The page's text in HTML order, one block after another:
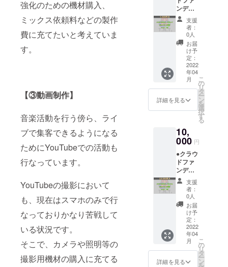
強化のための機材購入、
ミックス依頼料などの製作
費に充てたいと考えていま
す。
【③動画制作】
音楽活動を行う傍ら、ライ
ブで集客できるようになる
ためにYouTubeでの活動も
行なっています。
YouTubeの撮影において
も、現在はスマホのみで行
なっておりかなり苦戦して
いる状況です。
そこで、カメラや照明等の
撮影用機材の購入に充てる
ロー / ピ
ンク
（どち
らかお
選びく
ださ
い）
・サ
ズ ：
フェイ
スタオ
約33cm
85cm）
・素
材
：綿
100％
・洗
濯表
示：タ
グに記
載あり
●個別の
メッ
セージ
動画
感謝の
気持ち
を込め
ンディ
ング限
定オリ
ジナル
グッ
ズ：マ
グカッ
プ
T.N.T.の
ロゴ
マーク
入りマ
グカッ
プで
個別の
メッ
セージ
動画
感謝の
気持ち
を込め
て、あ
なただ
けに動
画で
メッ
セージ
をお送
りしま
す！
（※動画
支援
者：
0人
お届
け予
定：
2022
年04
月
詳細を見る
こ
の
リ
タ
ー
ン
を
選
択
す
る
10,
000 円
●クラウ
ドファ
ンディ
ング限
定オリ
ジナル
グッ
ズ：T
シャツA
日常
でも着
ていた
だける
シンプ
支援
者：
0人
お届
け予
定：
2022
年04
月
詳細を見る
こ
の
リ
タ
ー
ン